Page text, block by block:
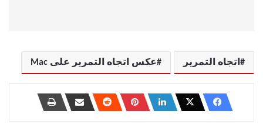
اتجاه التمرير عكس اتجاه التمرير على Mac